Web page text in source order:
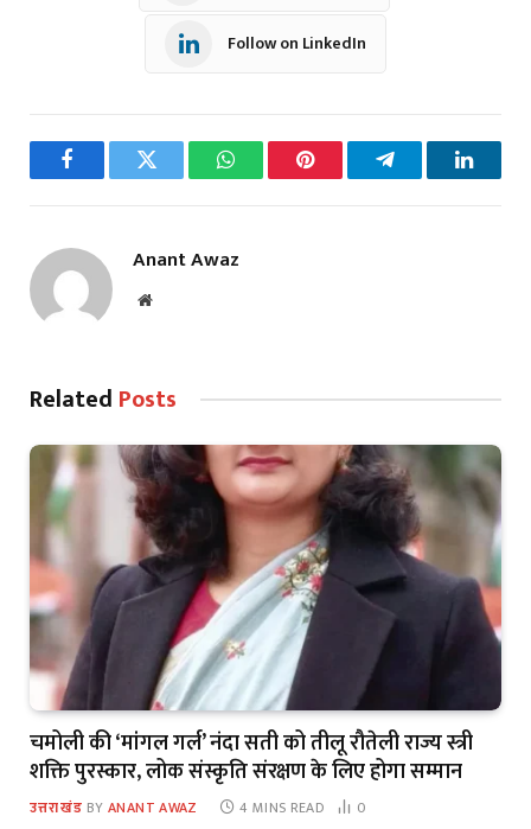
Follow on LinkedIn
FacebookTwitter WhatsAppPinterest Telegram
Anant Awaz
Website
Related Posts
चमोली की ‘मांगल गर्ल’ नंदा सती को तीलू रौतेली राज्य स्त्री
शक्ति पुरस्कार, लोक संस्कृति संरक्षण के लिए होगा सम्मान
उत्तराखंड BY ANANT AWAZ 4 MINS READ 0